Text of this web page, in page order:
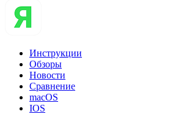
Инструкции
Обзоры
Новости
Сравнение
macOS
IOS